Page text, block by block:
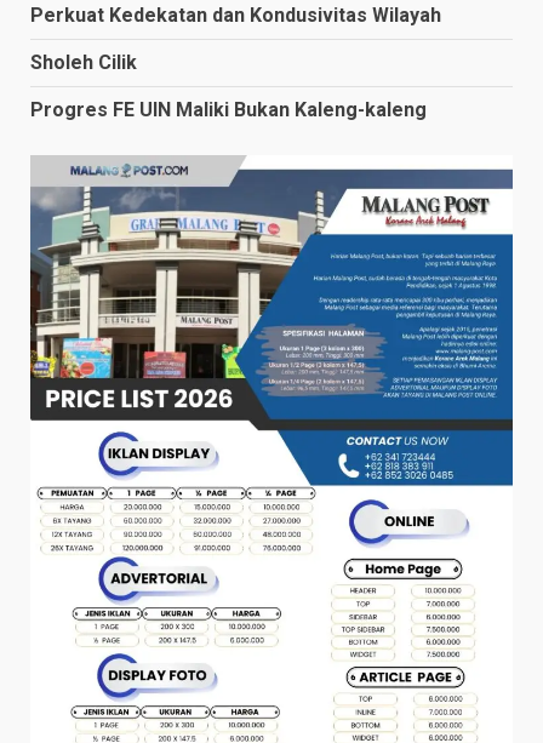
Perkuat Kedekatan dan Kondusivitas Wilayah
Sholeh Cilik
Progres FE UIN Maliki Bukan Kaleng-kaleng